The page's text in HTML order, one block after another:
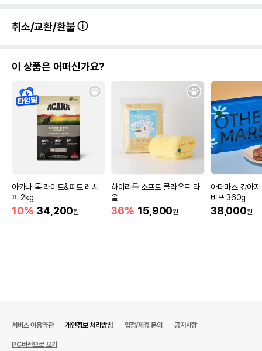
취소/교환/환불
이 상품은 어떠신가요?
아카나 독 라이트&피트 레시
피 2kg
10% 34,200원
하이리틀 소프트 클라우드 타
올
36% 15,900원
아더마스 강아
비프 360g
38,000원
서비스 이용약관 개인정보 처리방침 입점/제휴 문의 공지사항
PC버전으로 보기